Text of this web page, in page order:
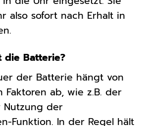
also sofort nach Erhalt in
die Batterie?
der Batterie hängt von
Faktoren ab, wie z.B. der
Nutzung der
Funktion. In der Regel hält